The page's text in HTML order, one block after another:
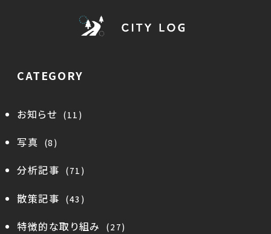
CATEGORY
お知らせ (11)
写真 (8)
分析記事 (71)
散策記事 (43)
特徴的な取り組み (27)